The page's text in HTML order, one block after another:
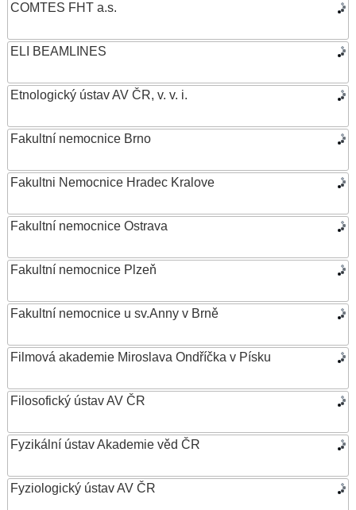
COMTES FHT a.s.
ELI BEAMLINES
Etnologický ústav AV ČR, v. v. i.
Fakultní nemocnice Brno
Fakultni Nemocnice Hradec Kralove
Fakultní nemocnice Ostrava
Fakultní nemocnice Plzeň
Fakultní nemocnice u sv.Anny v Brně
Filmová akademie Miroslava Ondříčka v Písku
Filosofický ústav AV ČR
Fyzikální ústav Akademie věd ČR
Fyziologický ústav AV ČR